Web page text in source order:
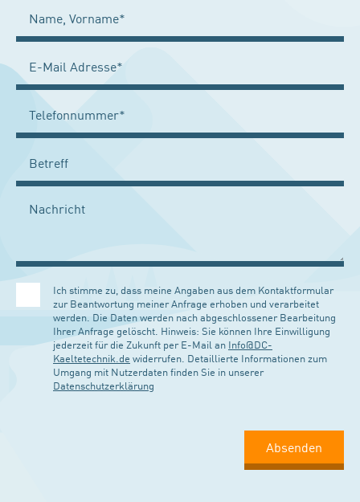
Ich stimme zu, dass meine Angaben aus dem Kontaktformular
zur Beantwortung meiner Anfrage erhoben und verarbeitet
werden. Die Daten werden nach abgeschlossener Bearbeitung
Ihrer Anfrage gelöscht. Hinweis: Sie können Ihre Einwilligung
jederzeit für die Zukunft per E-Mail an Info@DC-
Kaeltetechnik.de widerrufen. Detaillierte Informationen zum
Umgang mit Nutzerdaten finden Sie in unserer
Datenschutzerklärung
Absenden